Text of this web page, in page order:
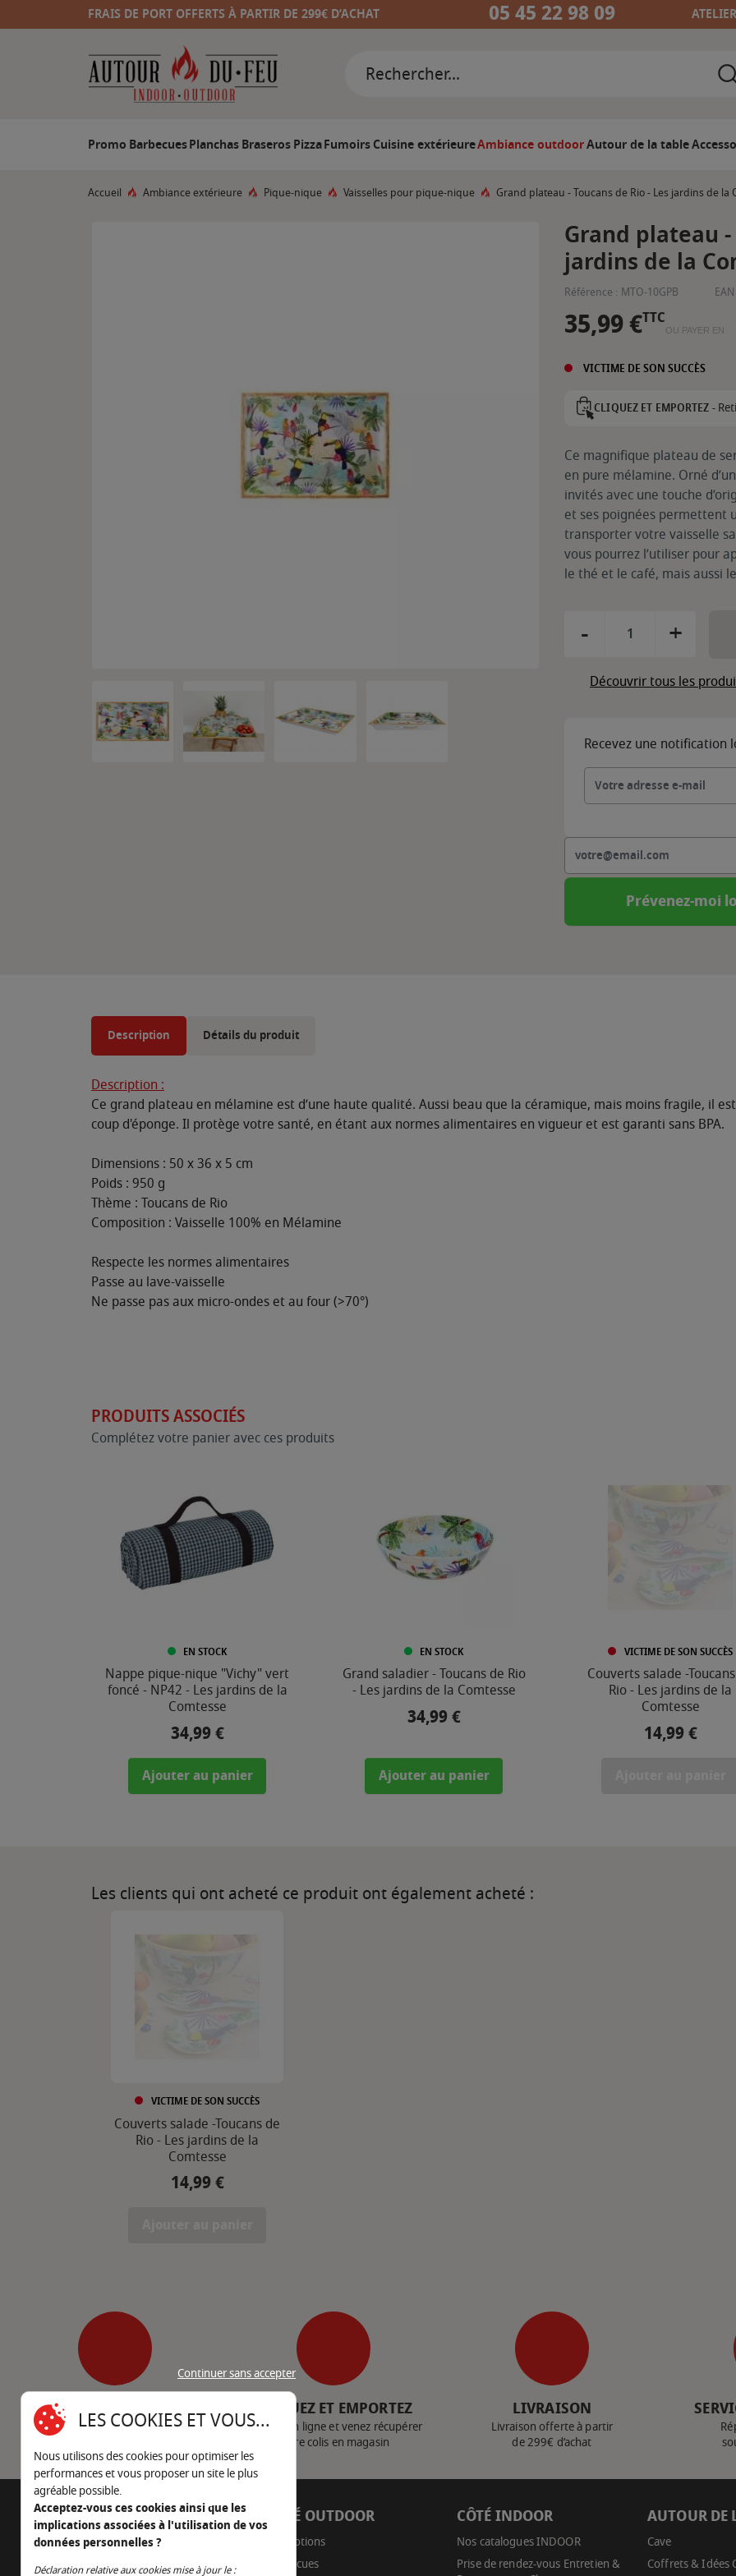
FRAIS DE PORT OFFERTS À PARTIR DE 299€ D’ACHAT 05 45 22 98 09
Promo BarbecuesPlanchasBraserosPizzaFumoirsCuisine extérieureAmbiance outdoorAutour de la table
Accueil Ambiance extérieure Pique-nique Vaisselles pour pique-nique Grand plateau - Toucans de Rio - Les jardins de la
Grand plateau -
jardins de la
Référence : MTO-10GPB EAN
35,99 €TTC
OU PAYER EN
VICTIME DE SON SUCCÈS
CLIQUEZ ET EMPORTEZ -
Ce magnifique plateau de
en pure mélamine. Orné
invités avec une touche
et ses poignées permettent
transporter votre vaisselle
vous pourrez l’utiliser pour
le thé et le café, mais aussi
- +
Découvrir tous les
Recevez une notification
Prévenez-moi
Description Détails du produit
Description :
Ce grand plateau en mélamine est d’une haute qualité. Aussi beau que la céramique, mais moins fragile, il
coup d'éponge. Il protège votre santé, en étant aux normes alimentaires en vigueur et est garanti sans BPA.
Dimensions : 50 x 36 x 5 cm
Poids : 950 g
Thème : Toucans de Rio
Composition : Vaisselle 100% en Mélamine
Respecte les normes alimentaires
Passe au lave-vaisselle
Ne passe pas aux micro-ondes et au four (>70°)
PRODUITS ASSOCIÉS
Complétez votre panier avec ces produits
EN STOCK
Nappe pique-nique "Vichy" vert
foncé - NP42 - Les jardins de la
Comtesse
Prix
34,99 €
Ajouter au panier
EN STOCK
Grand saladier - Toucans de Rio
- Les jardins de la Comtesse
Prix
34,99 €
Ajouter au panier
VICTIME DE SON SUCCÈS
Couverts salade -
Rio - Les jardins de la
Comtesse
Prix
14,99 €
Les clients qui ont acheté ce produit ont également acheté :
VICTIME DE SON SUCCÈS
Couverts salade -Toucans de
Rio - Les jardins de la
Comtesse
Prix
14,99 €
SERVICE CLIENT
Nous contacter
CLIQUEZ ET EMPORTEZ
Achetez en ligne et venez récupérer
votre colis en magasin
LIVRAISON
Livraison offerte à partir
de 299€ d’achat
AUTOUR DU FEU
05 45 22 98 09
Nous envoyer un e-mail
CÔTÉ OUTDOOR
Promotions
Barbecues
CÔTÉ INDOOR
Nos catalogues INDOOR
Prise de rendez-vous Entretien &
AUTOUR DE
Cave
Coffrets & Idées
Continuer sans accepter
LES COOKIES ET VOUS...
Nous utilisons des cookies pour optimiser les
performances et vous proposer un site le plus
agréable possible.
Acceptez-vous ces cookies ainsi que les
implications associées à l'utilisation de vos
données personnelles ?
Déclaration relative aux cookies mise à jour le :